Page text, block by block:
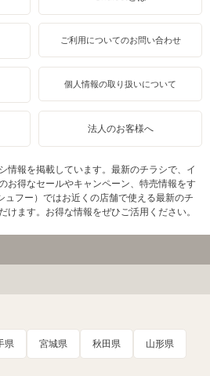
ご利用についてのお問い合わせ
個人情報の取り扱いについて
法人のお客様へ
情報を掲載しています。最新のチラシで、イ
お得なセールやキャンペーン、特売情報をす
ュフー）ではお近くの店舗で使える最新のチ
けます。お得な情報をぜひご活用ください。
県 宮城県 秋田県 山形県